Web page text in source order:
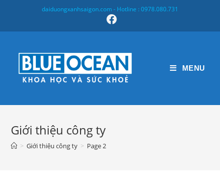
content
daiduongxanhsaigon.com - Hotline : 0978.080.731
MENU
Giới thiệu công ty
> Giới thiệu công ty > Page 2